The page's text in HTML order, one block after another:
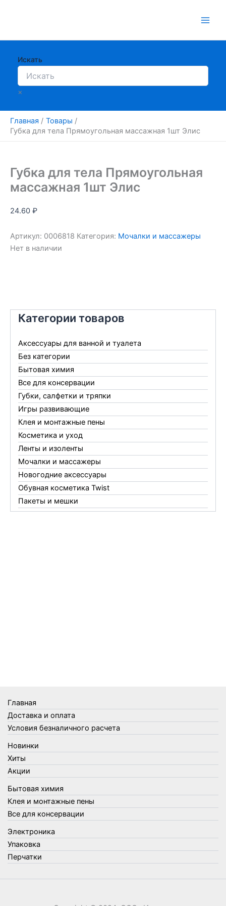
Искать
×
Главная
Товары
Губка для тела Прямоугольная массажная 1шт Элис
Категории товаров
Аксессуары для ванной и туалета
Без категории
Бытовая химия
Все для консервации
Губки, салфетки и тряпки
Игры развивающие
Клея и монтажные пены
Косметика и уход
Ленты и изоленты
Мочалки и массажеры
Новогодние аксессуары
Обувная косметика Twist
Пакеты и мешки
Перчатки
Товары для кухни
Товары для сада и огорода
Товары для туризма и отдыха
Упаковка
Утеплители и прочее
Фонари, лампы и удлинители
Хозяйственные товары
Швабры, стекломои, черенки и насадки
Шнуры, веревки и шпагаты
Электроника
Элементы питания
Губка для тела Прямоугольная
массажная 1шт Элис
24.60 ₽
Артикул: 0006818 Категория: Мочалки и массажеры
Нет в наличии
Главная
Доставка и оплата
Условия безналичного расчета
Новинки
Хиты
Акции
Бытовая химия
Клея и монтажные пены
Все для консервации
Электроника
Упаковка
Перчатки